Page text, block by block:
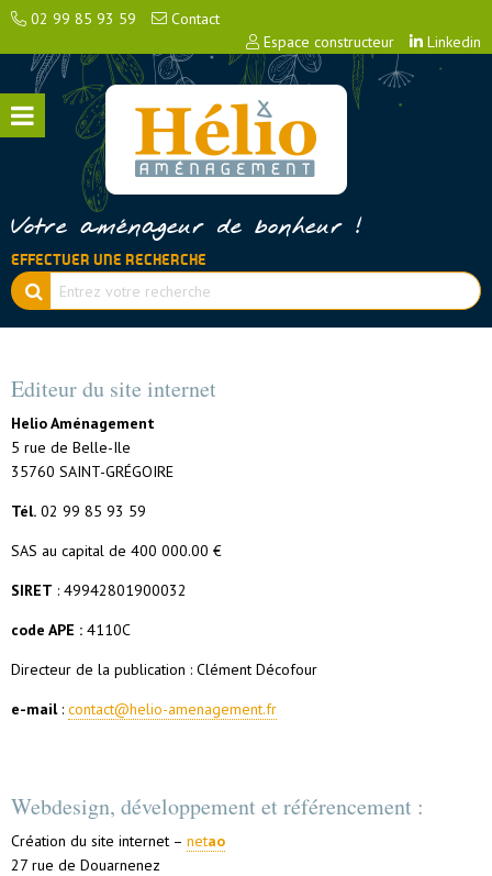
02 99 85 93 59
Contact
Espace constructeur
Linkedin
Votre aménageur de bonheur !
EFFECTUER UNE RECHERCHE
Editeur du site internet
Helio Aménagement
5 rue de Belle-Ile
35760 SAINT-GRÉGOIRE
Tél. 02 99 85 93 59
SAS au capital de 400 000.00 €
SIRET : 49942801900032
code APE : 4110C
Directeur de la publication : Clément Décofour
e-mail: contact@helio-amenagement.fr
Webdesign, développement et référencement :
Création du site internet – netao
27 rue de Douarnenez